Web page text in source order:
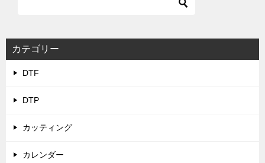
カテゴリー
DTF
DTP
カッティング
カレンダー